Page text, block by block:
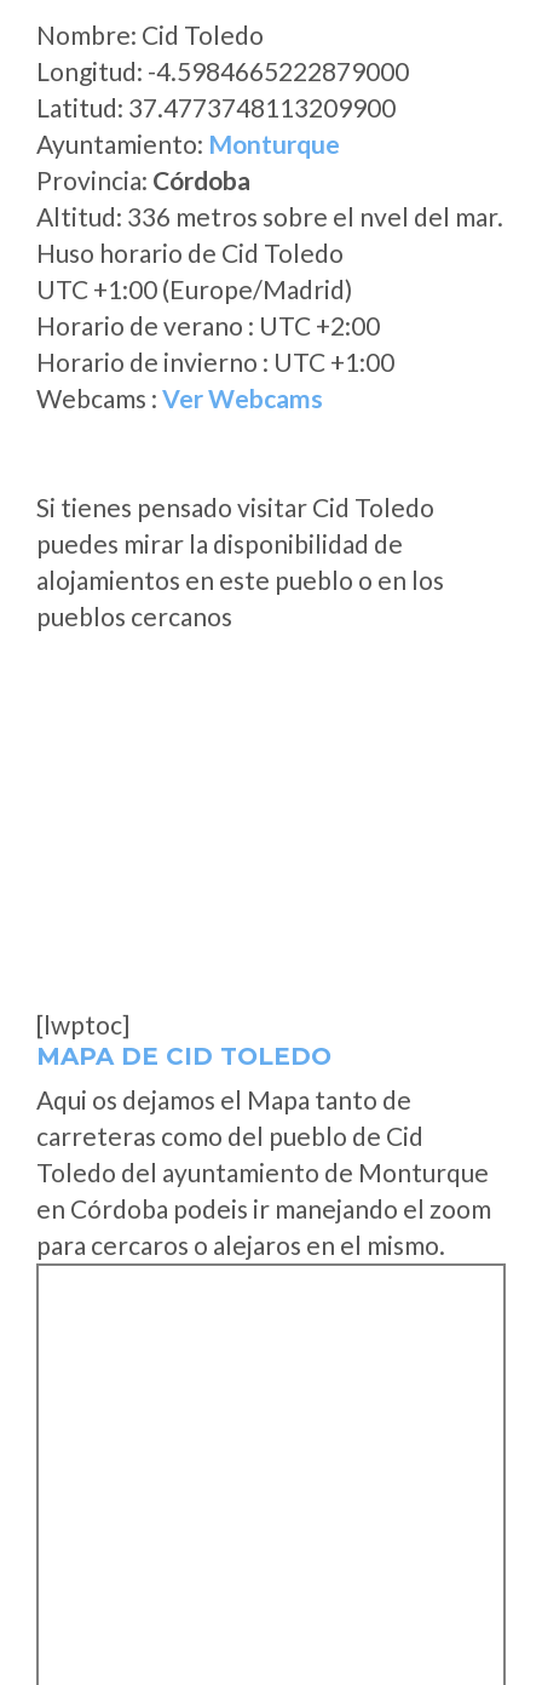
Nombre: Cid Toledo
Longitud: -4.5984665222879000
Latitud: 37.4773748113209900
Ayuntamiento: Monturque
Provincia: Córdoba
Altitud: 336 metros sobre el nvel del mar.
Huso horario de Cid Toledo
UTC +1:00 (Europe/Madrid)
Horario de verano : UTC +2:00
Horario de invierno : UTC +1:00
Webcams : Ver Webcams
Si tienes pensado visitar Cid Toledo
puedes mirar la disponibilidad de
alojamientos en este pueblo o en los
pueblos cercanos
[lwptoc]
MAPA DE CID TOLEDO
Aqui os dejamos el Mapa tanto de
carreteras como del pueblo de Cid
Toledo del ayuntamiento de Monturque
en Córdoba podeis ir manejando el zoom
para cercaros o alejaros en el mismo.